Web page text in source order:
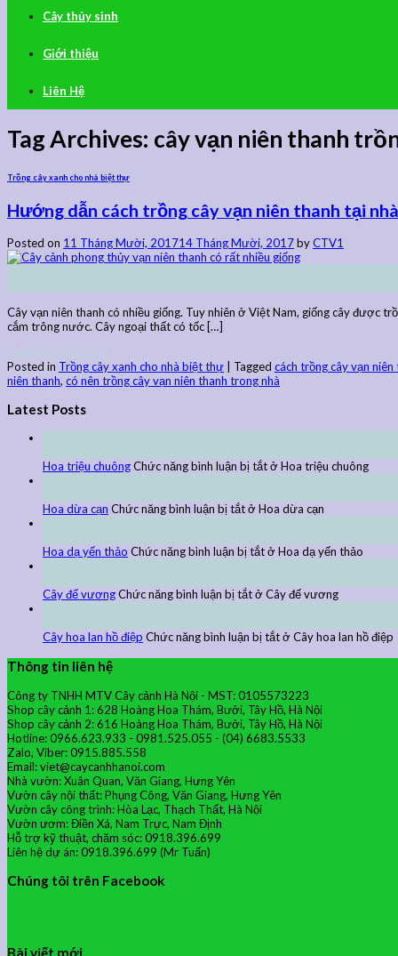
Cây thủy sinh
Giới thiệu
Liên Hệ
Tag Archives: cây vạn niên thanh
Trồng cây xanh cho nhà biệt thự
Hướng dẫn cách trồng cây vạn niên thanh tại
Posted on 11 Tháng Mười, 201714 Tháng Mười, 2017byCTV1
Cây vạn niên thanh có nhiều giống. Tuy nhiên ở Việt Nam, giống cây được
cắm trông nước. Cây ngoại thất có tốc […]
Posted in Trồng cây xanh cho nhà biệt thự Tagged cách trồng cây vạn niên
niên thanh, có nên trồng cây vạn niên thanh trong nhà
Latest Posts
Hoa triệu chuôngChức năng bình luận bị tắtở Hoa triệu chuông
Hoa dừa cạn Chức năng bình luận bị tắtở Hoa dừa cạn
Hoa dạ yến thảo Chức năng bình luận bị tắtở Hoa dạ yến thảo
Cây đế vươngChức năng bình luận bị tắtở Cây đế vương
Cây hoa lan hồ điệp Chức năng bình luận bị tắtở Cây hoa lan hồ điệp
Thông tin liên hệ
Công ty TNHH MTV Cây cảnh Hà Nội - MST: 0105573223
Shop cây cảnh 1: 628 Hoàng Hoa Thám, Bưởi, Tây Hồ, Hà Nội
Shop cây cảnh 2: 616 Hoàng Hoa Thám, Bưởi, Tây Hồ, Hà Nội
Hotline: 0966.623.933 - 0981.525.055 - (04) 6683.5533
Zalo, Viber: 0915.885.558
Email: viet@caycanhhanoi.com
Nhà vườn: Xuân Quan, Văn Giang, Hưng Yên
Vườn cây nội thất: Phụng Công, Văn Giang, Hưng Yên
Vườn cây công trình: Hòa Lạc, Thạch Thất, Hà Nội
Vườn ươm: Điền Xá, Nam Trực, Nam Định
Hỗ trợ kỹ thuật, chăm sóc: 0918.396.699
Liên hệ dự án: 0918.396.699 (Mr Tuấn)
Chúng tôi trên Facebook
Bài viết mới